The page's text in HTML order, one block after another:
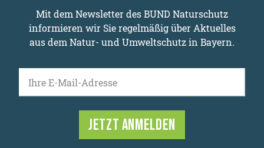
Mit dem Newsletter des BUND Naturschutz
informieren wir Sie regelmäßig über Aktuelles
aus dem Natur- und Umweltschutz in Bayern.
Ihre E-Mail-Adresse